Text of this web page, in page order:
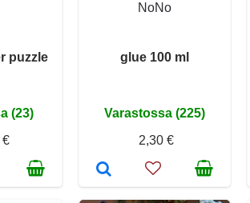
puzzle
(23)
€
NoNo
glue 100 ml
Varastossa (225)
2,30 €